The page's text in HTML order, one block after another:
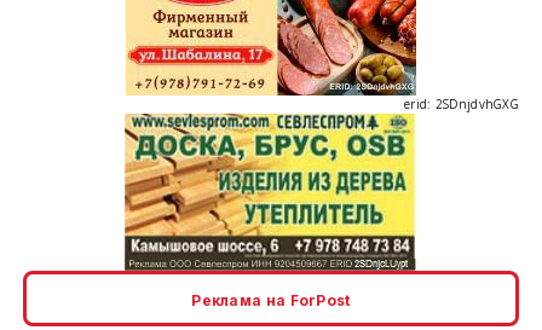
erid: 2SDnjdvhGXG
Реклама на ForPost